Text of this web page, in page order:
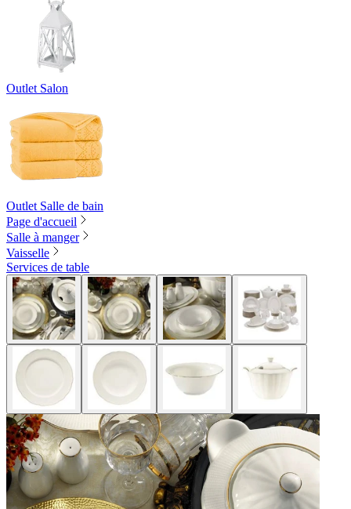
Outlet Salon
Outlet Salle de bain
Page d'accueil
Salle à manger
Vaisselle
Services de table